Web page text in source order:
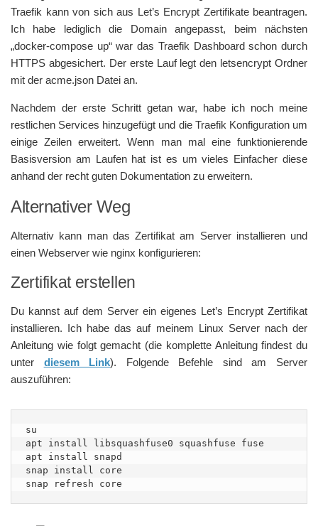
Traefik kann von sich aus Let’s Encrypt Zertifikate beantragen.
Ich habe lediglich die Domain angepasst, beim nächsten
„docker-compose up“ war das Traefik Dashboard schon durch
HTTPS abgesichert. Der erste Lauf legt den letsencrypt Ordner
mit der acme.json Datei an.
Nachdem der erste Schritt getan war, habe ich noch meine
restlichen Services hinzugefügt und die Traefik Konfiguration um
einige Zeilen erweitert. Wenn man mal eine funktionierende
Basisversion am Laufen hat ist es um vieles Einfacher diese
anhand der recht guten Dokumentation zu erweitern.
Alternativer Weg
Alternativ kann man das Zertifikat am Server installieren und
einen Webserver wie nginx konfigurieren:
Zertifikat erstellen
Du kannst auf dem Server ein eigenes Let’s Encrypt Zertifikat
installieren. Ich habe das auf meinem Linux Server nach der
Anleitung wie folgt gemacht (die komplette Anleitung findest du
unter diesem Link). Folgende Befehle sind am Server
auszuführen:
su
apt install libsquashfuse0 squashfuse fuse
apt install snapd
snap install core
snap refresh core